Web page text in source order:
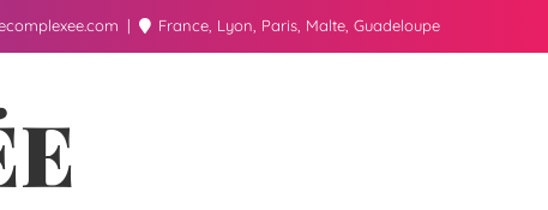
France, Lyon, Paris, Malte, Guadeloupe